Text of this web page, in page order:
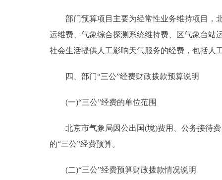
ITALIANO
部门预算项目主要为经常性业务维持项目，北
运维费、气象综合探测系统维持费、区气象台站
社会生活提供人工影响天气服务的经费，包括人
四、部门“三公”经费财政拨款预算说明
(一)“三公”经费的单位范围
北京市气象局因公出国(境)费用、公务接待费
的“三公”经费预算。
(二)“三公”经费预算财政拨款情况说明